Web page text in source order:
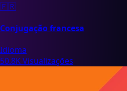
🇫🇷
Conjugação francesa
Idioma
50.8K Visualizações